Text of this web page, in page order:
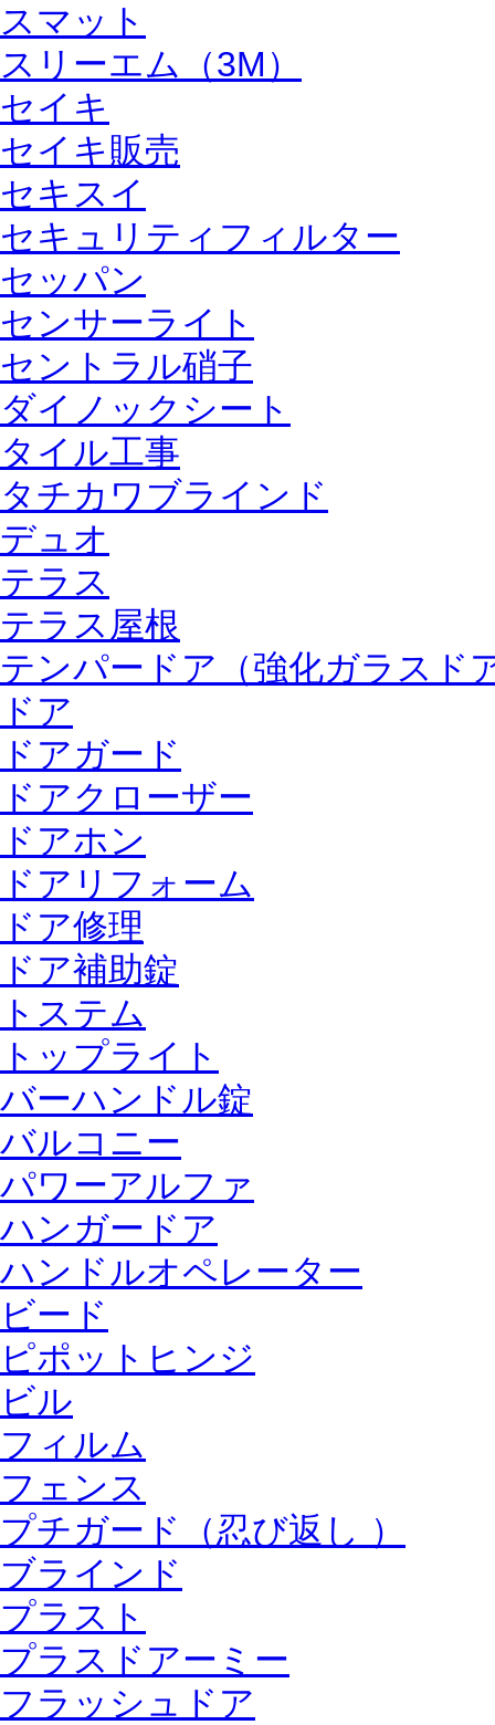
スマット
スリーエム（3M）
セイキ
セイキ販売
セキスイ
セキュリティフィルター
セッパン
センサーライト
セントラル硝子
ダイノックシート
タイル工事
タチカワブラインド
デュオ
テラス
テラス屋根
テンパードア（強化ガラスド
ドア
ドアガード
ドアクローザー
ドアホン
ドアリフォーム
ドア修理
ドア補助錠
トステム
トップライト
バーハンドル錠
バルコニー
パワーアルファ
ハンガードア
ハンドルオペレーター
ビード
ピポットヒンジ
ビル
フィルム
フェンス
プチガード（忍び返し ）
ブラインド
プラスト
プラスドアーミー
フラッシュドア